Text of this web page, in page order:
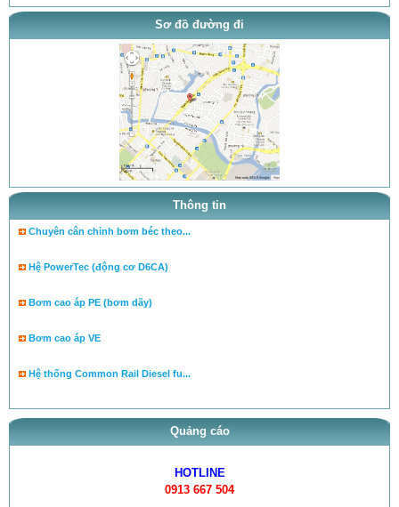
Sơ đồ đường đi
Thông tin
thông báo khai trương
tra ty, béc của bơm theo tai l...
tra ty, béc của bơm theo tai l...
cân lưu lượng bơm theo tài liệ...
Chuyên cân chỉnh bơm béc theo...
Quảng cáo
HOTLINE
0913 667 504